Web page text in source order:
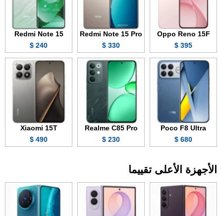
Oppo Reno 15F
395 $
Redmi Note 15 Pro
330 $
Redmi Note 15
240 $
Poco F8 Ultra
680 $
Realme C85 Pro
230 $
Xiaomi 15T
490 $
الأجهزة الأعلى تقييما